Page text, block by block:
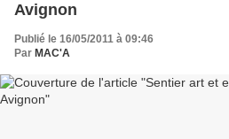
Avignon
Publié le 16/05/2011 à 09:46
Par MAC'A